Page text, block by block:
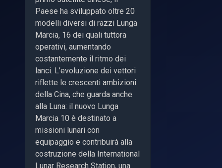
Paese ha sviluppato oltre 20
modelli diversi di razzi Lunga
Marcia, 16 dei quali tuttora
operativi, aumentando
costantemente il ritmo dei
lanci. L’evoluzione dei vettori
riflette le crescenti ambizioni
della Cina, che guarda anche
alla Luna: il nuovo Lunga
Marcia 10 è destinato a
missioni lunari con
equipaggio e contribuirà alla
costruzione della International
Lunar Research Station, una